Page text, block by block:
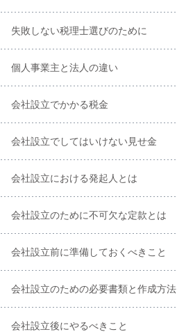
失敗しない税理士選びのために
個人事業主と法人の違い
会社設立でかかる税金
会社設立でしてはいけない見せ金
会社設立における発起人とは
会社設立のために不可欠な定款とは
会社設立前に準備しておくべきこと
会社設立のための必要書類と作成方法
会社設立後にやるべきこと